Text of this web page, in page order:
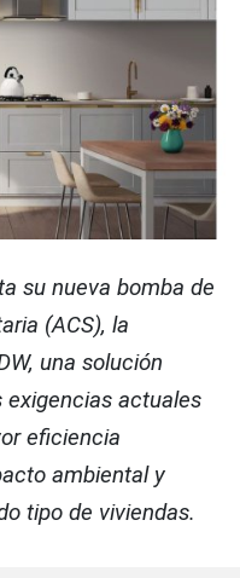
su nueva bomba de
(ACS), la
una solución
exigencias actuales
eficiencia
ambiental y
tipo de viviendas.